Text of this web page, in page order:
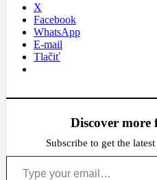
X
Facebook
WhatsApp
E-mail
Tlačiť
Discover more
Subscribe to get the
Type your email…